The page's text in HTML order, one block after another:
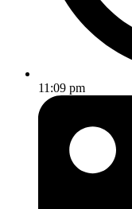
11:09 pm